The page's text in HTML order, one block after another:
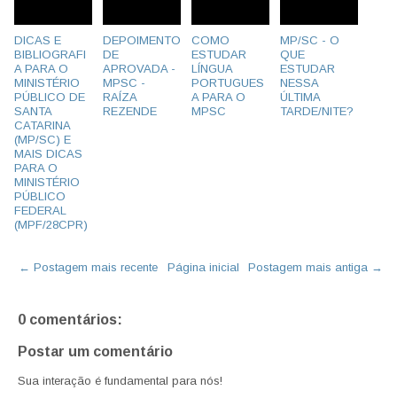
DICAS E
BIBLIOGRAFI
A PARA O
MINISTÉRIO
PÚBLICO DE
SANTA
CATARINA
(MP/SC) E
MAIS DICAS
PARA O
MINISTÉRIO
PÚBLICO
FEDERAL
(MPF/28CPR)
DEPOIMENTO
DE
APROVADA -
MPSC -
RAÍZA
REZENDE
COMO
ESTUDAR
LÍNGUA
PORTUGUES
A PARA O
MPSC
MP/SC - O
QUE
ESTUDAR
NESSA
ÚLTIMA
TARDE/NITE?
← Postagem mais recente Postagem mais antiga →
Página inicial
0 comentários:
Postar um comentário
Sua interação é fundamental para nós!